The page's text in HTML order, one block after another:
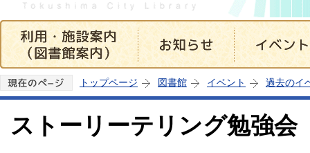
トップページ 図書館 イベント 過去のイ
ストーリーテリング勉強会